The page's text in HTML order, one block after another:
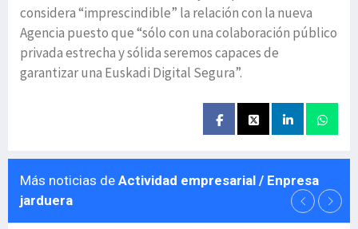
considera “imprescindible” la relación con la nueva
Agencia puesto que “sólo con una colaboración público
privada estrecha y sólida seremos capaces de
garantizar una Euskadi Digital Segura”.
Más noticias de Actividad empresarial / Enpresa
jarduera